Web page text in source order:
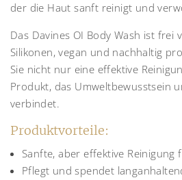
der die Haut sanft reinigt und
Das Davines OI Body Wash ist frei
Silikonen, vegan und nachhaltig
Sie nicht nur eine effektive
Produkt, das Umweltbewusstsein
verbindet.
Produktvorteile:
Sanfte, aber effektive Reinigung
Pflegt und spendet